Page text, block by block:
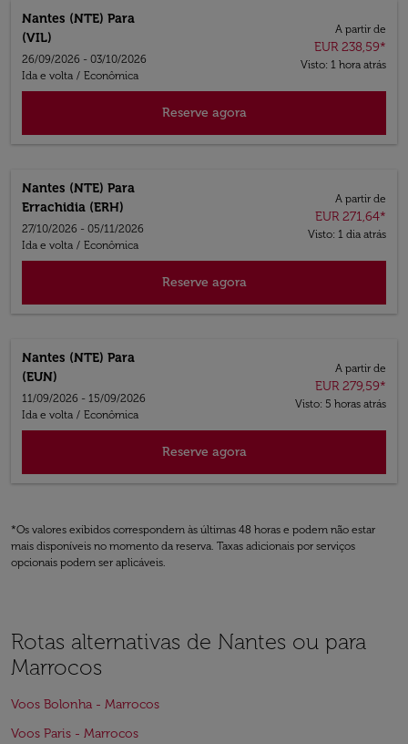
Nantes (NTE) Para
(VIL)
26/09/2026 - 03/10/2026
Ida e volta / Econômica
A partir de
EUR 238,59*
Visto: 1 hora atrás
Reserve agora
Nantes (NTE) Para
Errachidia (ERH)
27/10/2026 - 05/11/2026
Ida e volta / Econômica
A partir de
EUR 271,64*
Visto: 1 dia atrás
Reserve agora
Nantes (NTE) Para
(EUN)
11/09/2026 - 15/09/2026
Ida e volta / Econômica
A partir de
EUR 279,59*
Visto: 5 horas atrás
Reserve agora
*Os valores exibidos correspondem às últimas 48 horas e podem não estar
mais disponíveis no momento da reserva. Taxas adicionais por serviços
opcionais podem ser aplicáveis.
Rotas alternativas de Nantes ou para
Marrocos
Voos Bolonha - Marrocos
Voos Paris - Marrocos